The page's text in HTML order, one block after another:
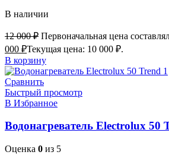
В наличии
12 000₽ Первоначальная цена
000 ₽Текущая цена: 10 000 ₽.
В корзину
Сравнить
Быстрый просмотр
В Избранное
Водонагреватель Electrolux 50
Оценка 0 из 5